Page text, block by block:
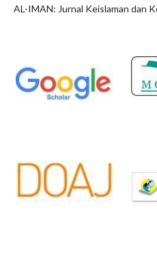
AL-IMAN: Jurnal Keislaman dan